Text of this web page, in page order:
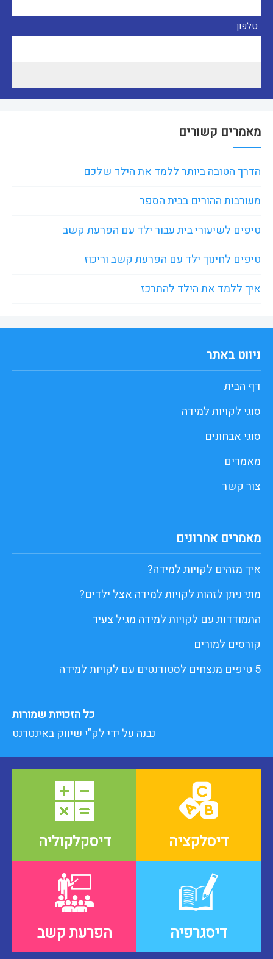
טלפון
מאמרים קשורים
הדרך הטובה ביותר ללמד את הילד שלכם
מעורבות ההורים בבית הספר
טיפים לשיעורי בית עבור ילד עם הפרעת קשב
טיפים לחינוך ילד עם הפרעת קשב וריכוז
איך ללמד את הילד להתרכז
דיסלקציה דיסקלקוליה
דיסגרפיה הפרעת קשב
ניווט באתר
דף הבית
סוגי לקויות למידה
סוגי אבחונים
מאמרים
צור קשר
מאמרים אחרונים
איך מזהים לקויות למידה?
מתי ניתן לזהות לקויות למידה אצל ילדים?
התמודדות עם לקויות למידה מגיל צעיר
קורסים למורים
5 טיפים מנצחים לסטודנטים עם לקויות למידה
כל הזכויות שמורות
נבנה על ידילק"י שיווק באינטרנט